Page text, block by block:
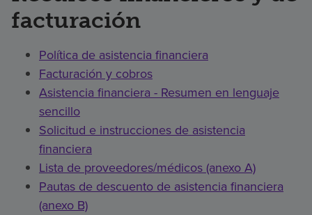
facturación
Política de asistencia financiera
Facturación y cobros
Asistencia financiera - Resumen en lenguaje
sencillo
Solicitud e instrucciones de asistencia
financiera
Lista de proveedores/médicos (anexo A)
Pautas de descuento de asistencia financiera
(anexo B)